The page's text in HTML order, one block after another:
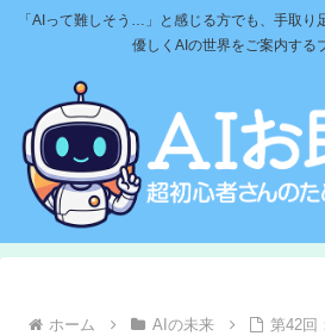
「AIって難しそう…」と感じる方でも、手取り
優しくAIの世界をご案内する
ホーム AIの未来
第42回